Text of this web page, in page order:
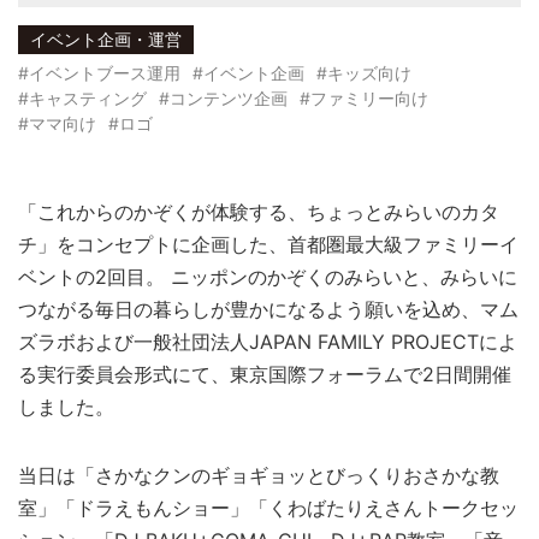
イベント企画・運営
#イベントブース運用
#イベント企画 #キッズ向け
#キャスティング #コンテンツ企画 #ファミリー向け
#ママ向け
#ロゴ
「これからのかぞくが体験する、ちょっとみらいのカタ
チ」をコンセプトに企画した、首都圏最大級ファミリーイ
ベントの2回目。 ニッポンのかぞくのみらいと、みらいに
つながる毎日の暮らしが豊かになるよう願いを込め、マム
ズラボおよび一般社団法人JAPAN FAMILY PROJECTによ
る実行委員会形式にて、東京国際フォーラムで2日間開催
しました。
当日は「さかなクンのギョギョッとびっくりおさかな教
室」「ドラえもんショー」「くわばたりえさんトークセッ